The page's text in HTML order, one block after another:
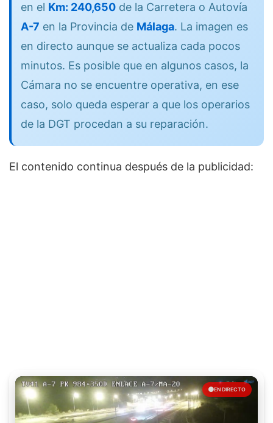
en el Km: 240,650 de la Carretera o Autovía
A-7 en la Provincia de Málaga. La imagen es
en directo aunque se actualiza cada pocos
minutos. Es posible que en algunos casos, la
Cámara no se encuentre operativa, en ese
caso, solo queda esperar a que los operarios
de la DGT procedan a su reparación.
El contenido continua después de la publicidad:
EN DIRECTO